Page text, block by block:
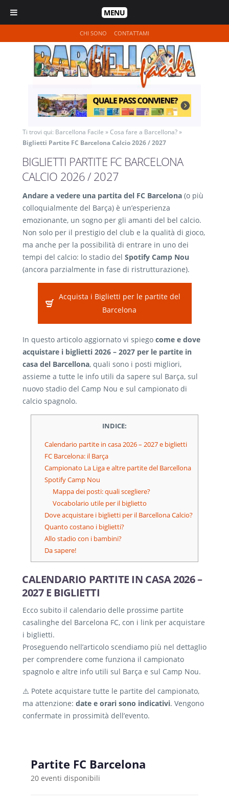
MENU
CHI SONO CONTATTAMI
Ti trovi qui: Barcellona Facile »Cosa fare a Barcellona?»
Biglietti Partite FC Barcelona Calcio 2026 / 2027
BIGLIETTI PARTITE FC BARCELONA
CALCIO 2026 / 2027
Andare a vedere una partita del FC Barcelona (o più
colloquialmente del Barça) è un’esperienza
emozionante, un sogno per gli amanti del bel calcio.
Non solo per il prestigio del club e la qualità di gioco,
ma anche per la possibilità di entrare in uno dei
tempi del calcio: lo stadio del Spotify Camp Nou
(ancora parzialmente in fase di ristrutturazione).
Acquista i Biglietti per le partite del
Barcelona
In questo articolo aggiornato vi spiego come e dove
acquistare i biglietti 2026 – 2027 per le partite in
casa del Barcellona, quali sono i posti migliori,
assieme a tutte le info utili da sapere sul Barça, sul
nuovo stadio del Camp Nou e sul campionato di
calcio spagnolo.
INDICE:
Calendario partite in casa 2026 – 2027 e biglietti
FC Barcelona: il Barça
Campionato La Liga e altre partite del Barcellona
Spotify Camp Nou
Mappa dei posti: quali scegliere?
Vocabolario utile per il biglietto
Dove acquistare i biglietti per il Barcellona Calcio?
Quanto costano i biglietti?
Allo stadio con i bambini?
Da sapere!
CALENDARIO PARTITE IN CASA 2026 –
2027 E BIGLIETTI
Ecco subito il calendario delle prossime partite
casalinghe del Barcelona FC, con i link per acquistare
i biglietti.
Proseguendo nell’articolo scendiamo più nel dettaglio
per comprendere come funziona il campionato
spagnolo e altre info utili sul Barça e sul Camp Nou.
⚠️ Potete acquistare tutte le partite del campionato,
ma attenzione: date e orari sono indicativi. Vengono
confermate in prossimità dell’evento.